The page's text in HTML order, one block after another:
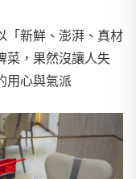
「新鮮、澎湃、真材
菜，果然沒讓人失
用心與氣派